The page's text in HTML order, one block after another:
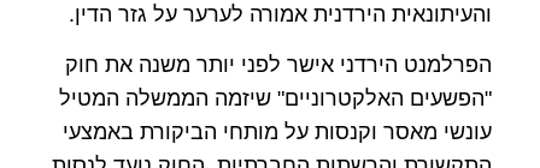
והעיתונאית הירדנית אמורה לערער על גזר הדין.
הפרלמנט הירדני אישר לפני יותר משנה את חוק
"הפשעים האלקטרוניים" שיזמה הממשלה המטיל
עונשי מאסר וקנסות על מותחי הביקורת באמצעי